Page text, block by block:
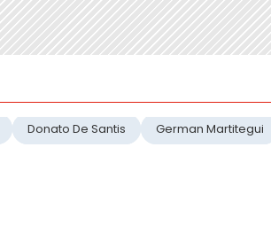
Donato De Santis German Martitegui